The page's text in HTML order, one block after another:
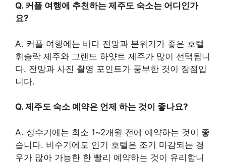
Q. 커플 여행에 추천하는 제주도 숙소는 어디인가
요?
A. 커플 여행에는 바다 전망과 분위기가 좋은 호텔
휘슬락 제주와 그랜드 하얏트 제주가 많이 선택됩니
다. 전망과 사진 촬영 포인트가 풍부한 것이 장점입
니다.
Q. 제주도 숙소 예약은 언제 하는 것이 좋나요?
A. 성수기에는 최소 1~2개월 전에 예약하는 것이 좋
습니다. 비수기에도 인기 호텔은 조기 마감되는 경
우가 많아 가능한 한 빨리 예약하는 것이 유리합니